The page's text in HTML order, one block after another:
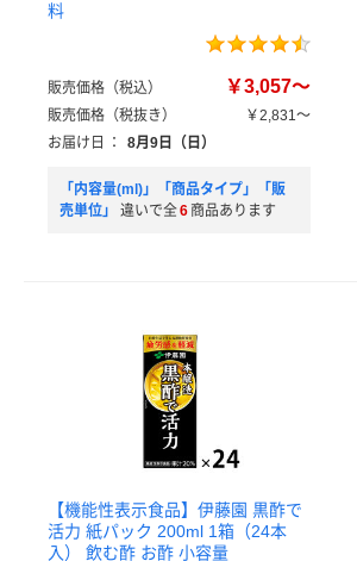
料
販売価格（税込） ￥3,057～
販売価格（税抜き）
￥2,831～
お届け日
： 8月9日（日）
「内容量(ml)」「商品タイプ」「販
売単位」
違いで全6 商品あります
【機能性表示食品】伊藤園 黒酢で
活力 紙パック 200ml 1箱（24本
入） 飲む酢 お酢 小容量